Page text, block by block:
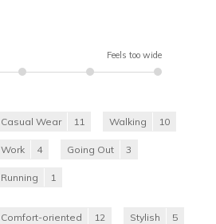
Feels too wide
Casual Wear 11 Walking 10
Work 4 Going Out 3
Running 1
Comfort-oriented 12 Stylish 5